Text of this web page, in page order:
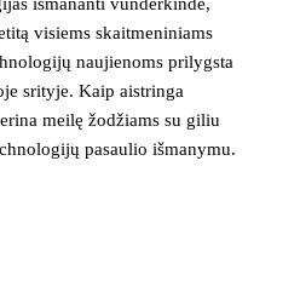
išmananti vunderkindė,
visiems skaitmeniniams
naujienoms prilygsta
srityje. Kaip aistringa
meilę žodžiams su giliu
pasaulio išmanymu.